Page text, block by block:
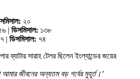
২০
| ডিসমিসাল: ১৩৮
| ডিসমিসাল: ৭৪
ব্যাটার সারাহ টেলর ছিলেন ইংল্যান্ডের জয়ের
আমার জীবনের অন্যতম বড় গর্বের মুহূর্ত।’